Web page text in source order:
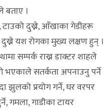
बताए ।
टाउको दुख्ने, आँखाका गेडीहरू
दुख्ने यश रोगका मुख्य लक्षण हुन् ।
सम्पर्क राख्न डाक्टर शाहले
भएकाले सतर्कता अपनाउनु पर्ने
झुलको प्रयोग गर्ने, घर वरपर
गमला, गाडीका टायर